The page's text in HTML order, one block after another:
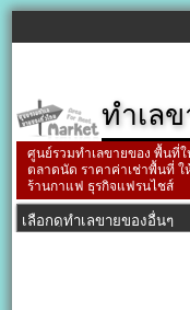
ทำเล
ศูนย์รวมทำเลขายของ พื้นที่
ตลาดนัด ราคาค่าเช่าพื้นที่ ใ
ร้านกาแฟ ธุรกิจแฟรนไชส์